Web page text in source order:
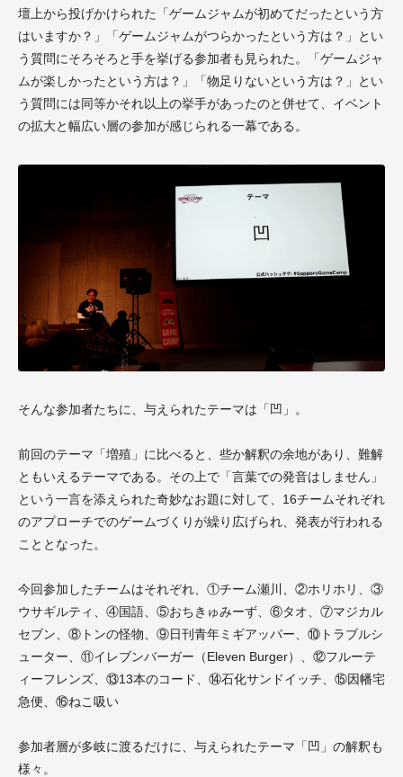
壇上から投げかけられた「ゲームジャムが初めてだったという方
はいますか？」「ゲームジャムがつらかったという方は？」とい
う質問にそろそろと手を挙げる参加者も見られた。「ゲームジャ
ムが楽しかったという方は？」「物足りないという方は？」とい
う質問には同等かそれ以上の挙手があったのと併せて、イベント
の拡大と幅広い層の参加が感じられる一幕である。
そんな参加者たちに、与えられたテーマは「凹」。
前回のテーマ「増殖」に比べると、些か解釈の余地があり、難解
ともいえるテーマである。その上で「言葉での発音はしません」
という一言を添えられた奇妙なお題に対して、16チームそれぞれ
のアプローチでのゲームづくりが繰り広げられ、発表が行われる
こととなった。
今回参加したチームはそれぞれ、①チーム瀬川、②ホリホリ、③
ウサギルティ、④国語、⑤おちきゅみーず、⑥タオ、⑦マジカル
セブン、⑧トンの怪物、⑨日刊青年ミギアッパー、⑩トラブルシ
ューター、⑪イレブンバーガー（Eleven Burger）、⑫フルーテ
ィーフレンズ、⑬13本のコード、⑭石化サンドイッチ、⑮因幡宅
急便、⑯ねこ吸い
参加者層が多岐に渡るだけに、与えられたテーマ「凹」の解釈も
様々。